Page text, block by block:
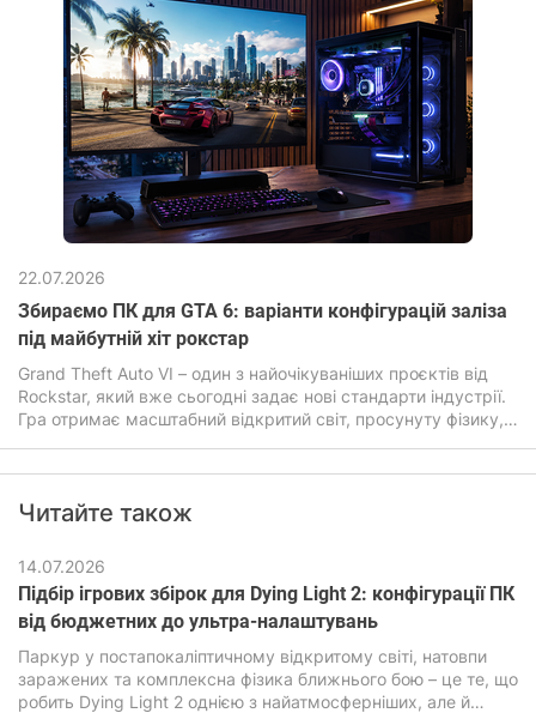
22.07.2026
Збираємо ПК для GTA 6: варіанти конфігурацій заліза
під майбутній хіт рокстар
Grand Theft Auto VI – один з найочікуваніших проєктів від
Rockstar, який вже сьогодні задає нові стандарти індустрії.
Гра отримає масштабний відкритий світ, просунуту фізику,
легендарної гри.
Читайте також
14.07.2026
Підбір ігрових збірок для Dying Light 2: конфігурації ПК
від бюджетних до ультра-налаштувань
Паркур у постапокаліптичному відкритому світі, натовпи
заражених та комплексна фізика ближнього бою – це те, що
робить Dying Light 2 однією з найатмосферніших, але й